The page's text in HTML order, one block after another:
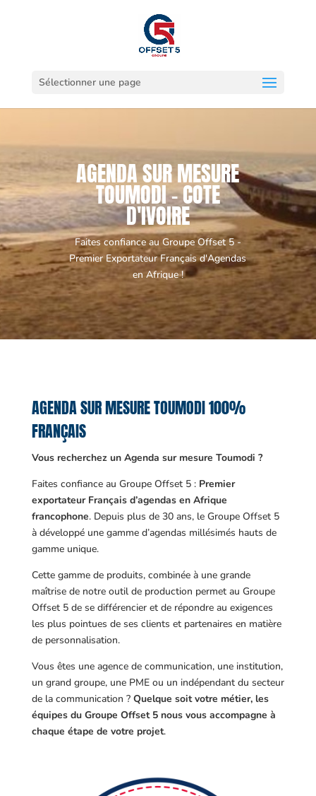
Sélectionner une page
AGENDA SUR MESURE
TOUMODI - COTE
D'IVOIRE
Faites confiance au Groupe Offset 5 -
Premier Exportateur Français d'Agendas
en Afrique !
AGENDA SUR MESURE TOUMODI 100%
FRANÇAIS
Vous recherchez un Agenda sur mesure Toumodi ?
Faites confiance au Groupe Offset 5 : Premier
exportateur Français d’agendas en Afrique
francophone. Depuis plus de 30 ans, le Groupe Offset 5
à développé une gamme d’agendas millésimés hauts de
gamme unique.
Cette gamme de produits, combinée à une grande
maîtrise de notre outil de production permet au Groupe
Offset 5 de se différencier et de répondre au exigences
les plus pointues de ses clients et partenaires en matière
de personnalisation.
Vous êtes une agence de communication, une institution,
un grand groupe, une PME ou un indépendant du secteur
de la communication ? Quelque soit votre métier, les
équipes du Groupe Offset 5 nous vous accompagne à
chaque étape de votre projet.